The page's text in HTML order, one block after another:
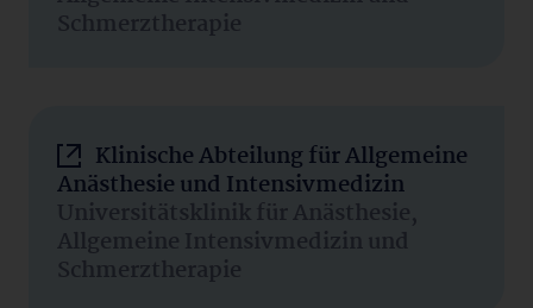
Schmerztherapie
Klinische Abteilung für Allgemeine
Anästhesie und Intensivmedizin
Universitätsklinik für Anästhesie,
Allgemeine Intensivmedizin und
Schmerztherapie